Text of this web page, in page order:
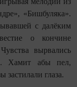
«Бишбуляка».
с далёким
о кончине
вырвались
Хамит абы пел,
застилали глаза.